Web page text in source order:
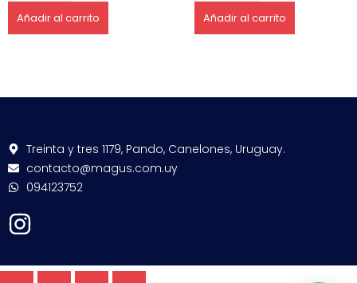
Añadir al carrito Añadir al carrito
Treinta y tres 1179, Pando, Canelones, Uruguay.
contacto@magus.com.uy
094123752